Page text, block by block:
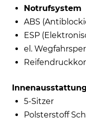
Notrufsystem
ABS
ESP
el.
Innenausstattung
5-Sitzer
Polsterstoff